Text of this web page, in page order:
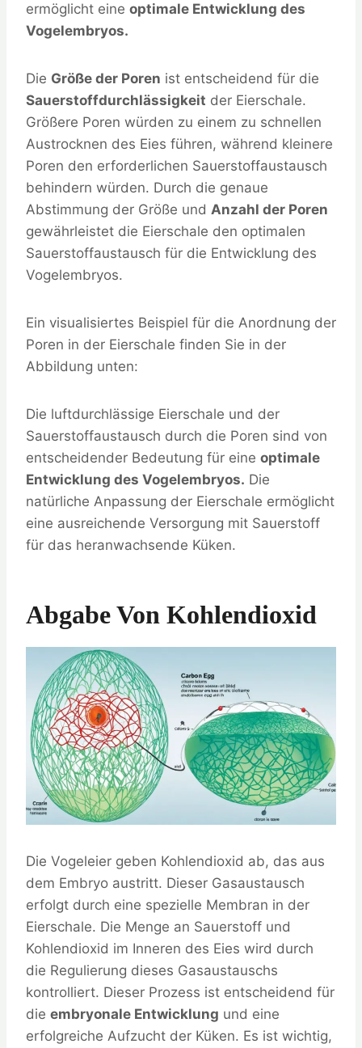
ermöglicht eine optimale Entwicklung des
Vogelembryos.
Die Größe der Poren ist entscheidend für die
Sauerstoffdurchlässigkeit der Eierschale.
Größere Poren würden zu einem zu schnellen
Austrocknen des Eies führen, während kleinere
Poren den erforderlichen Sauerstoffaustausch
behindern würden. Durch die genaue
Abstimmung der Größe und Anzahl der Poren
gewährleistet die Eierschale den optimalen
Sauerstoffaustausch für die Entwicklung des
Vogelembryos.
Ein visualisiertes Beispiel für die Anordnung der
Poren in der Eierschale finden Sie in der
Abbildung unten:
Die luftdurchlässige Eierschale und der
Sauerstoffaustausch durch die Poren sind von
entscheidender Bedeutung für eine optimale
Entwicklung des Vogelembryos. Die
natürliche Anpassung der Eierschale ermöglicht
eine ausreichende Versorgung mit Sauerstoff
für das heranwachsende Küken.
Abgabe Von Kohlendioxid
Die Vogeleier geben Kohlendioxid ab, das aus
dem Embryo austritt. Dieser Gasaustausch
erfolgt durch eine spezielle Membran in der
Eierschale. Die Menge an Sauerstoff und
Kohlendioxid im Inneren des Eies wird durch
die Regulierung dieses Gasaustauschs
kontrolliert. Dieser Prozess ist entscheidend für
die embryonale Entwicklung und eine
erfolgreiche Aufzucht der Küken. Es ist wichtig,